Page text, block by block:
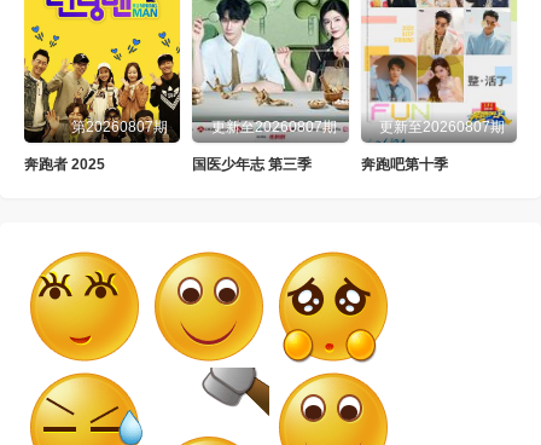
第20260807期
奔跑者 2025
更新至20260807期
国医少年志 第三季
更新至20260807期
奔跑吧第十季